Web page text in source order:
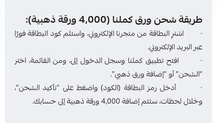
طريقة شحن ورق كملنا (4,000 ورقة ذهبية):
· اشترِ البطاقة من متجرنا الإلكتروني، واستلم كود البطاقة فورًا
عبر البريد الإلكتروني.
· افتح تطبيق كملنا وسجل الدخول إلى، ومن القائمة، اختر
“الشحن” أو “إضافة ورق ذهبي”.
· أدخل رمز البطاقة (الكود) واضغط على "تأكيد الشحن"،
وخلال لحظات، ستتم إضافة 4,000 ورقة ذهبية إلى حسابك.